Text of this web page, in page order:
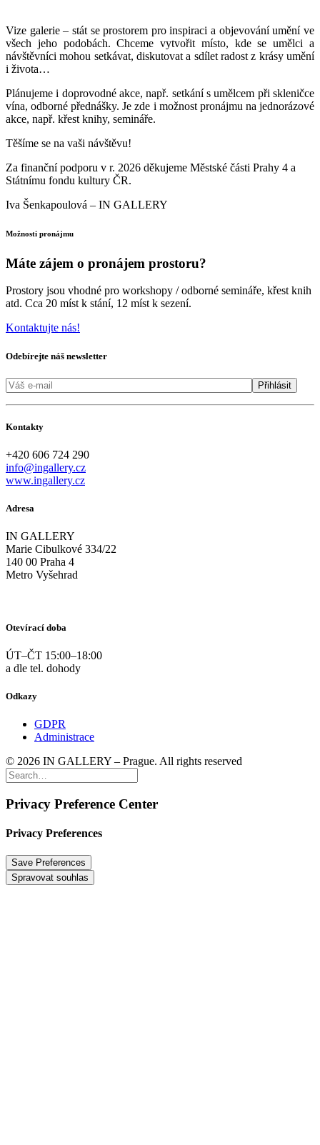
Vize galerie – stát se prostorem pro inspiraci a objevování umění ve
všech jeho podobách. Chceme vytvořit místo, kde se umělci a
návštěvníci mohou setkávat, diskutovat a sdílet radost z krásy umění
i života…
Plánujeme i doprovodné akce, např. setkání s umělcem při skleničce
vína, odborné přednášky. Je zde i možnost pronájmu na jednorázové
akce, např. křest knihy, semináře.
Těšíme se na vaši návštěvu!
Za finanční podporu v r. 2026 děkujeme Městské části Prahy 4 a
Státnímu fondu kultury ČR.
Iva Šenkapoulová – IN GALLERY
Možnosti pronájmu
Máte zájem o pronájem prostoru?
Prostory jsou vhodné pro workshopy / odborné semináře, křest knih
atd. Cca 20 míst k stání, 12 míst k sezení.
Kontaktujte nás!
Odebírejte náš newsletter
Kontakty
+420 606 724 290
info@ingallery.cz
www.ingallery.cz
Adresa
IN GALLERY
Marie Cibulkové 334/22
140 00 Praha 4
Metro Vyšehrad
Otevírací doba
ÚT–ČT 15:00–18:00
a dle tel. dohody
Odkazy
GDPR
Administrace
© 2026 IN GALLERY – Prague. All rights reserved
Privacy Preference Center
Privacy Preferences
Spravovat souhlas